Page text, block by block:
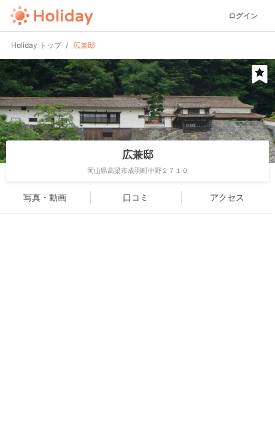
ログイン
Holiday トップ 広兼邸
広兼邸
岡山県高梁市成羽町中野２７１０
写真・動画 口コミ アクセス